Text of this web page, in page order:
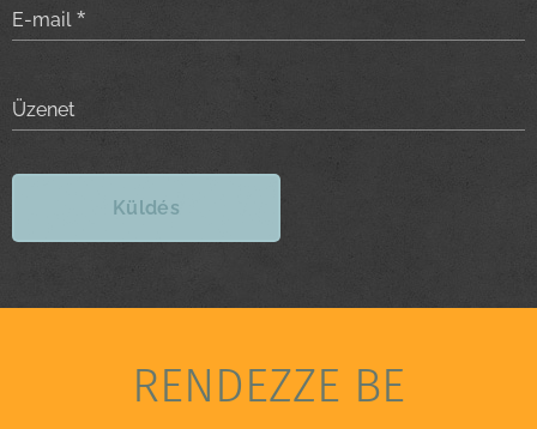
E-mail
Üzenet
Küldés
RENDEZZE BE